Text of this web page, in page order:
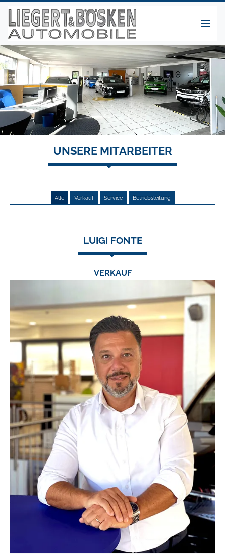
UNSERE MITARBEITER
Alle Verkauf Service Betriebsleitung
LUIGI FONTE
VERKAUF